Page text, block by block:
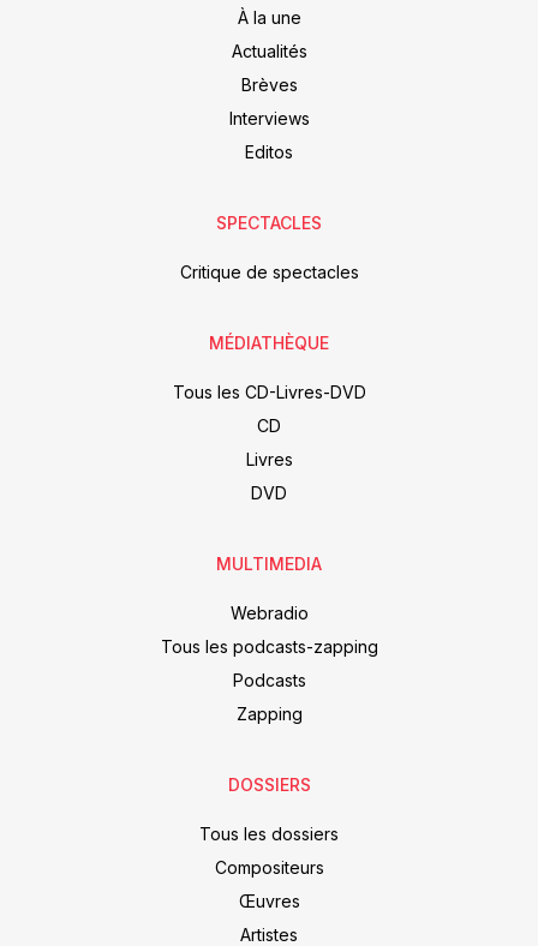
À la une
Actualités
Brèves
Interviews
Editos
SPECTACLES
Critique de spectacles
MÉDIATHÈQUE
Tous les CD-Livres-DVD
CD
Livres
DVD
MULTIMEDIA
Webradio
Tous les podcasts-zapping
Podcasts
Zapping
DOSSIERS
Tous les dossiers
Compositeurs
Œuvres
Artistes